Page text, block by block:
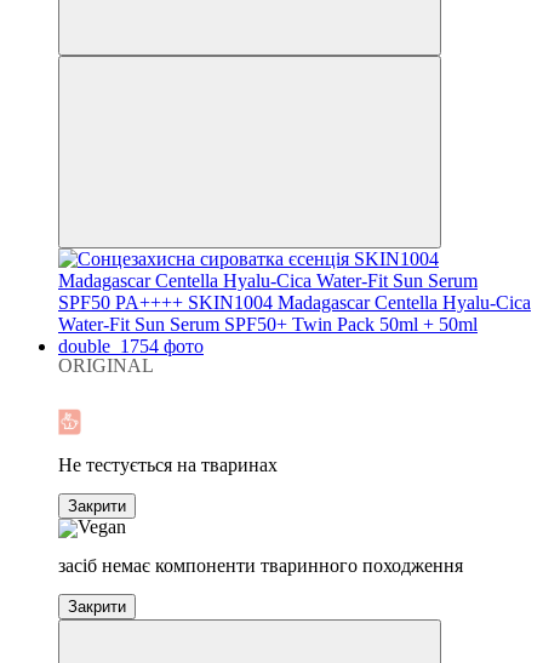
ORIGINAL
Не тестується на тваринах
Закрити
засіб немає компоненти тваринного походження
Закрити